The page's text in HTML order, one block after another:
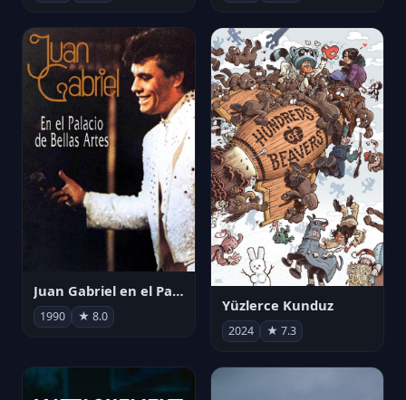
Juan Gabriel en el Palacio de Bellas Artes
1990 ★ 8.0
Yüzlerce Kunduz
2024 ★ 7.3